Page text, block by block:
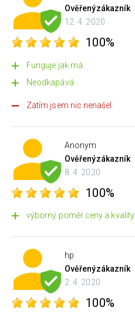
Ověřenýzákazník
12. 4. 2020
100%
Funguje jak má
Neodkapává
Zatím jsem nic nenašel
Anonym
Ověřenýzákazník
8. 4. 2020
100%
výborný poměr ceny a kvality
hp
Ověřenýzákazník
2. 4. 2020
100%